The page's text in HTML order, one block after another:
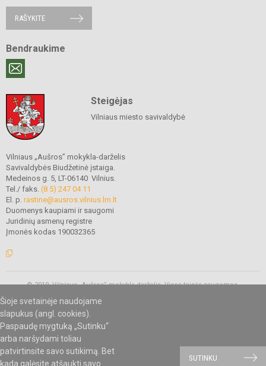
Šioje svetainėje naudojame
slapukus (angl. cookies).
Paspaudę mygtuką „Sutinku“
arba naršydami toliau
patvirtinsite savo sutikimą. Bet
kada galėsite atšaukti savo
SUTINKU
RAŠYKITE
Bendraukime
Steigėjas
Vilniaus miesto savivaldybė
Vilniaus „Aušros” mokykla-darželis
Savivaldybės Biudžetinė įstaiga.
Medeinos g. 5, LT-06140 Vilnius.
Tel./ faks. (8 5) 247 04 11
El. p. rastine@ausros.vilnius.lm.lt
Duomenys kaupiami ir saugomi
Juridinių asmenų registre
Įmonės kodas 190032365
© 2019. Vilniaus „Aušros” mokykla-darželis. Visos teisės saugomos.
SVETAINESMOKYKLOMS.LT